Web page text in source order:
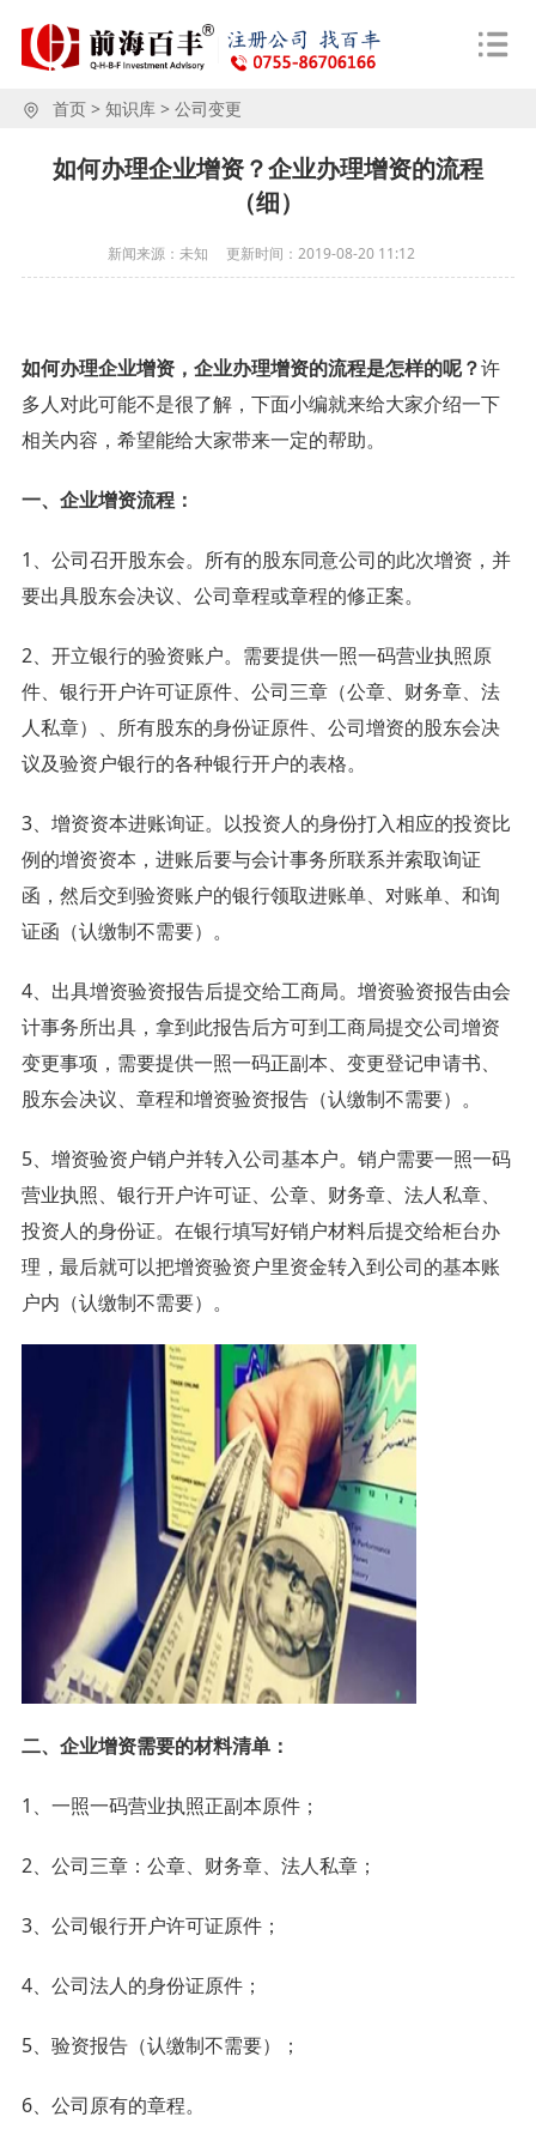
首页> 知识库> 公司变更
如何办理企业增资？企业办理增资的流程
（细）
新闻来源：未知 更新时间： 2019-08-20 11:12
如何办理企业增资，企业办理增资的流程是怎样的呢？许
多人对此可能不是很了解，下面小编就来给大家介绍一下
相关内容，希望能给大家带来一定的帮助。
一、企业增资流程：
1、公司召开股东会。所有的股东同意公司的此次增资，并
要出具股东会决议、公司章程或章程的修正案。
2、开立银行的验资账户。需要提供一照一码营业执照原
件、银行开户许可证原件、公司三章（公章、财务章、法
人私章）、所有股东的身份证原件、公司增资的股东会决
议及验资户银行的各种银行开户的表格。
3、增资资本进账询证。以投资人的身份打入相应的投资比
例的增资资本，进账后要与会计事务所联系并索取询证
函，然后交到验资账户的银行领取进账单、对账单、和询
证函（认缴制不需要）。
4、出具增资验资报告后提交给工商局。增资验资报告由会
计事务所出具，拿到此报告后方可到工商局提交公司增资
变更事项，需要提供一照一码正副本、变更登记申请书、
股东会决议、章程和增资验资报告（认缴制不需要）。
5、增资验资户销户并转入公司基本户。销户需要一照一码
营业执照、银行开户许可证、公章、财务章、法人私章、
投资人的身份证。在银行填写好销户材料后提交给柜台办
理，最后就可以把增资验资户里资金转入到公司的基本账
户内（认缴制不需要）。
二、企业增资需要的材料清单：
1、一照一码营业执照正副本原件；
2、公司三章：公章、财务章、法人私章；
3、公司银行开户许可证原件；
4、公司法人的身份证原件；
5、验资报告（认缴制不需要）；
6、公司原有的章程。